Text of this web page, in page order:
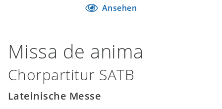
Ansehen
Missa de anima
Chorpartitur SATB
Lateinische Messe